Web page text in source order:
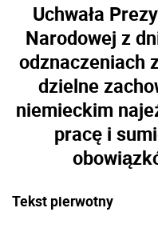
Uchwała
Narodowej z
odznaczeniach
dzielne
niemieckim
pracę i
Tekst pierwotny